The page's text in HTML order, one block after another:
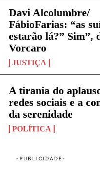
Davi Alcolumbre/
FábioFarias: “as
estarão lá?” Sim”,
Vorcaro
JUSTIÇA
A tirania do
redes sociais e a
da serenidade
POLÍTICA